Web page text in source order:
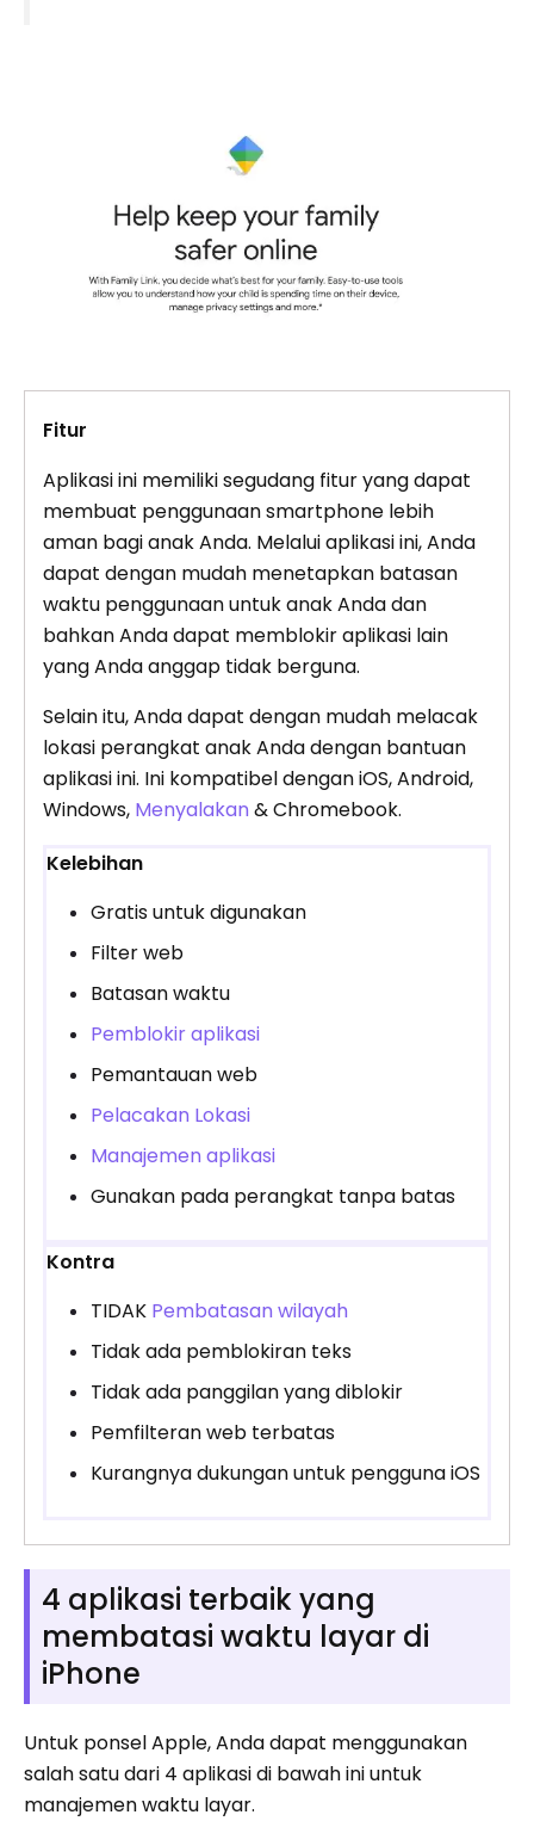
Fitur
Aplikasi ini memiliki segudang fitur yang dapat
membuat penggunaan smartphone lebih
aman bagi anak Anda. Melalui aplikasi ini, Anda
dapat dengan mudah menetapkan batasan
waktu penggunaan untuk anak Anda dan
bahkan Anda dapat memblokir aplikasi lain
yang Anda anggap tidak berguna.
Selain itu, Anda dapat dengan mudah melacak
lokasi perangkat anak Anda dengan bantuan
aplikasi ini. Ini kompatibel dengan iOS, Android,
Windows, Menyalakan & Chromebook.
Kelebihan
Gratis untuk digunakan
Filter web
Batasan waktu
Pemblokir aplikasi
Pemantauan web
Pelacakan Lokasi
Manajemen aplikasi
Gunakan pada perangkat tanpa batas
Kontra
TIDAK Pembatasan wilayah
Tidak ada pemblokiran teks
Tidak ada panggilan yang diblokir
Pemfilteran web terbatas
Kurangnya dukungan untuk pengguna iOS
4 aplikasi terbaik yang
membatasi waktu layar di
iPhone
Untuk ponsel Apple, Anda dapat menggunakan
salah satu dari 4 aplikasi di bawah ini untuk
manajemen waktu layar.